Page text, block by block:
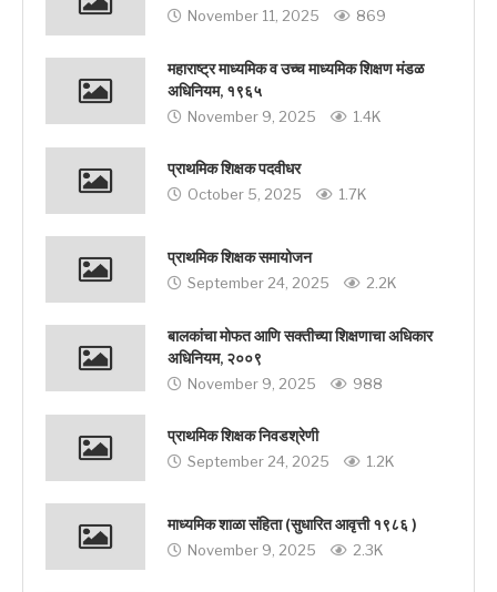
November 11, 2025 869
महाराष्ट्र माध्यमिक व उच्च माध्यमिक शिक्षण मंडळ
अधिनियम, १९६५
November 9, 2025 1.4K
प्राथमिक शिक्षक पदवीधर
October 5, 2025 1.7K
प्राथमिक शिक्षक समायोजन
September 24, 2025 2.2K
बालकांचा मोफत आणि सक्तीच्या शिक्षणाचा अधिकार
अधिनियम, २००९
November 9, 2025 988
प्राथमिक शिक्षक निवडश्रेणी
September 24, 2025 1.2K
माध्यमिक शाळा संहिता (सुधारित आवृत्ती १९८६ )
November 9, 2025 2.3K